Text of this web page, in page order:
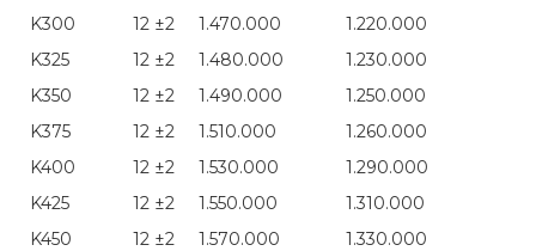
K300
12 ±2 1.470.000
1.220.000
K325
12 ±2 1.480.000
1.230.000
K350
12 ±2 1.490.000
1.250.000
K375
12 ±2 1.510.000
1.260.000
K400
12 ±2 1.530.000
1.290.000
K425
12 ±2 1.550.000
1.310.000
K450
12 ±2 1.570.000
1.330.000